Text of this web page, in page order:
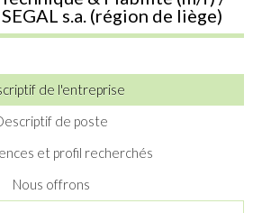
SEGAL s.a. (région de liège)
de l'entreprise
de poste
et profil recherchés
Nous offrons